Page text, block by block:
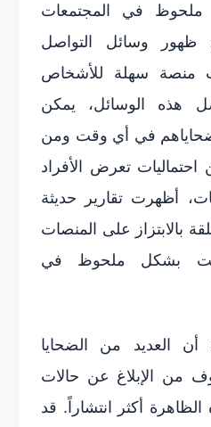
ملحوظ في المجتمعات
ظهور وسائل التواصل
منصة سهلة للأشخاص
هذه الوسائل، يمكن
ضحاياهم في أي وقت ومن
تعرض الأفراد
أظهرت تقارير حديثة
بالابتزاز على المنصات
بشكل ملحوظ في
أن العديد من الضحايا
من الإبلاغ عن حالات
الظاهرة أكثر انتشاراً. قد